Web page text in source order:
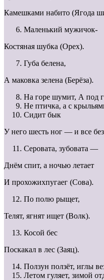
Камешками набито (Ягода
Маленький мужичок-
Костяная шубка (Орех).
Губа белена,
А маковка зелена (Берёза).
На горе шумит, А под
Не птичка, а с
Сидит бык
У него шесть ног — и все
Серовата, зубовата —
Днём спит, а ночью летает
И прохожихпугаег (Сова).
По полю рыщет,
Телят, ягнят ищет (Волк).
Косой бес
Поскакал в лес (Заяц).
Ползун ползёт, иглы
Летом гуляет, зимой